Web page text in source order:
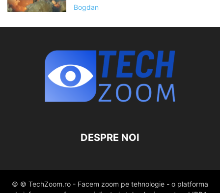
Bogdan
DESPRE NOI
© © TechZoom.ro - Facem zoom pe tehnologie - o platforma